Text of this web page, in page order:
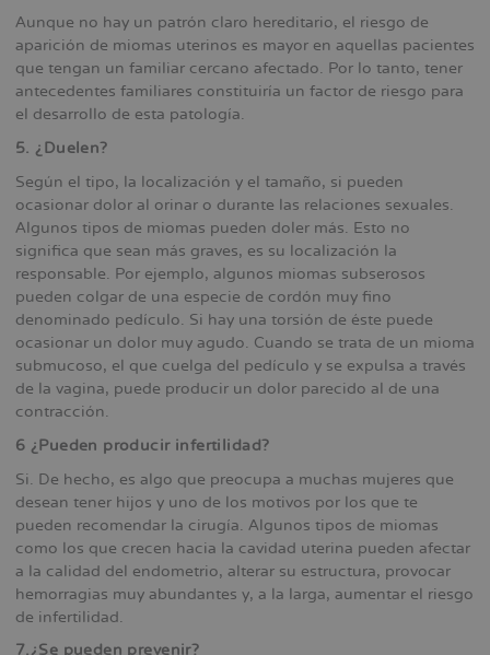
Aunque no hay un patrón claro hereditario, el riesgo de
aparición de miomas uterinos es mayor en aquellas pacientes
que tengan un familiar cercano afectado. Por lo tanto, tener
antecedentes familiares constituiría un factor de riesgo para
el desarrollo de esta patología.
5. ¿Duelen?
Según el tipo, la localización y el tamaño, si pueden
ocasionar dolor al orinar o durante las relaciones sexuales.
Algunos tipos de miomas pueden doler más. Esto no
significa que sean más graves, es su localización la
responsable. Por ejemplo, algunos miomas subserosos
pueden colgar de una especie de cordón muy fino
denominado pedículo. Si hay una torsión de éste puede
ocasionar un dolor muy agudo. Cuando se trata de un mioma
submucoso, el que cuelga del pedículo y se expulsa a través
de la vagina, puede producir un dolor parecido al de una
contracción.
6 ¿Pueden producir infertilidad?
Si. De hecho, es algo que preocupa a muchas mujeres que
desean tener hijos y uno de los motivos por los que te
pueden recomendar la cirugía. Algunos tipos de miomas
como los que crecen hacia la cavidad uterina pueden afectar
a la calidad del endometrio, alterar su estructura, provocar
hemorragias muy abundantes y, a la larga, aumentar el riesgo
de infertilidad.
7.¿Se pueden prevenir?